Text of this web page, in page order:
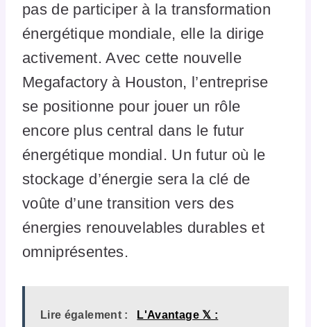
pas de participer à la transformation
énergétique mondiale, elle la dirige
activement. Avec cette nouvelle
Megafactory à Houston, l’entreprise
se positionne pour jouer un rôle
encore plus central dans le futur
énergétique mondial. Un futur où le
stockage d’énergie sera la clé de
voûte d’une transition vers des
énergies renouvelables durables et
omniprésentes.
Lire également : L'Avantage 𝕏 :